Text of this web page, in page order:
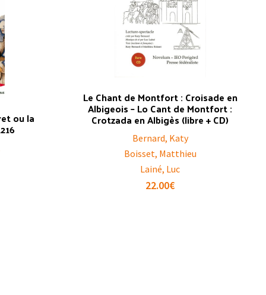
ou la
Le Chant de Montfort : Croisade en
Albigeois – Lo Cant de Montfort :
Crotzada en Albigès (libre + CD)
Bernard, Katy
Boisset, Matthieu
Lainé, Luc
22.00€